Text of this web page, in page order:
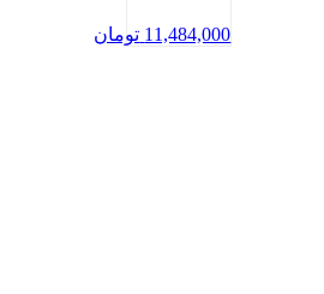
11,484,000 تومان